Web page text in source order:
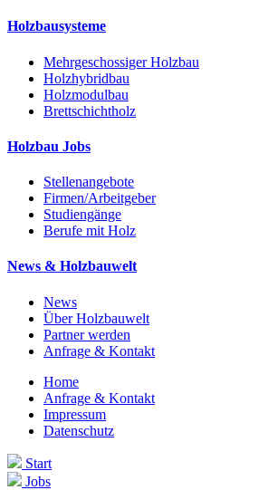
Holzbausysteme
Mehrgeschossiger Holzbau
Holzhybridbau
Holzmodulbau
Brettschichtholz
Holzbau Jobs
Stellenangebote
Firmen/Arbeitgeber
Studiengänge
Berufe mit Holz
News & Holzbauwelt
News
Über Holzbauwelt
Partner werden
Anfrage & Kontakt
Home
Anfrage & Kontakt
Impressum
Datenschutz
Start
Jobs